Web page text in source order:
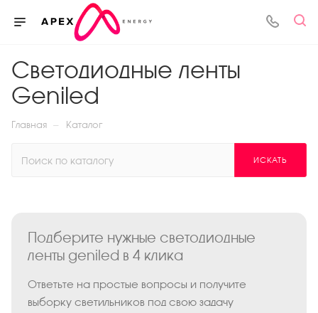
Светодиодные ленты
Geniled
Главная — Каталог
ИСКАТЬ
Подберите нужные светодиодные
ленты geniled в 4 клика
Ответьте на простые вопросы и получите
выборку светильников под свою задачу